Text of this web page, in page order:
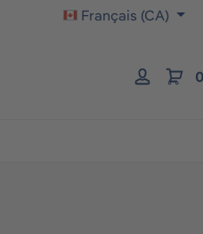
Français (CA)